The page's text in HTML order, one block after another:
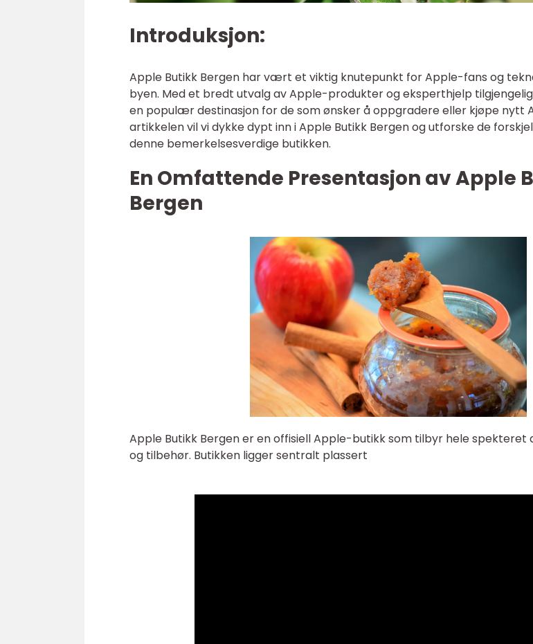
Introduksjon:
Apple Butikk Bergen har vært et viktig knutepunkt for Apple-fans og
byen. Med et bredt utvalg av Apple-produkter og eksperthjelp
en populær destinasjon for de som ønsker å oppgradere eller kjøpe nytt
artikkelen vil vi dykke dypt inn i Apple Butikk Bergen og utforske de
denne bemerkelsesverdige butikken.
En Omfattende Presentasjon av Apple
Bergen
Apple Butikk Bergen er en offisiell Apple-butikk som tilbyr hele
og tilbehør. Butikken ligger sentralt plassert